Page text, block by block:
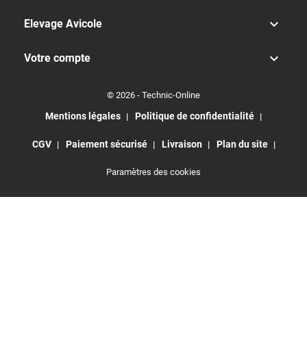
Elevage Avicole 
Votre compte 
© 2026 - Technic-Online
Mentions légales Politique de confidentialité
CGV Paiement sécurisé Livraison Plan du site
Paramètres des cookies